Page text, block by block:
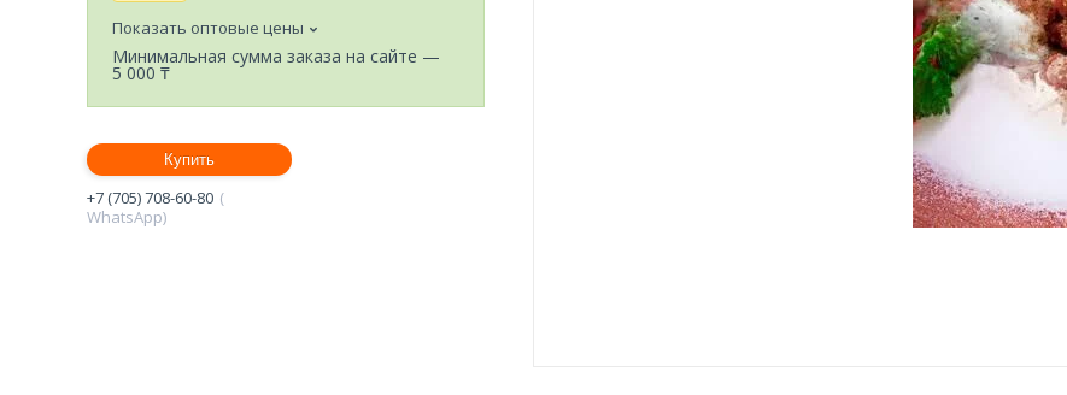
Показать оптовые цены
Минимальная сумма заказа на сайте —
5 000 ₸
Купить
+7 (705) 708-60-80
WhatsApp